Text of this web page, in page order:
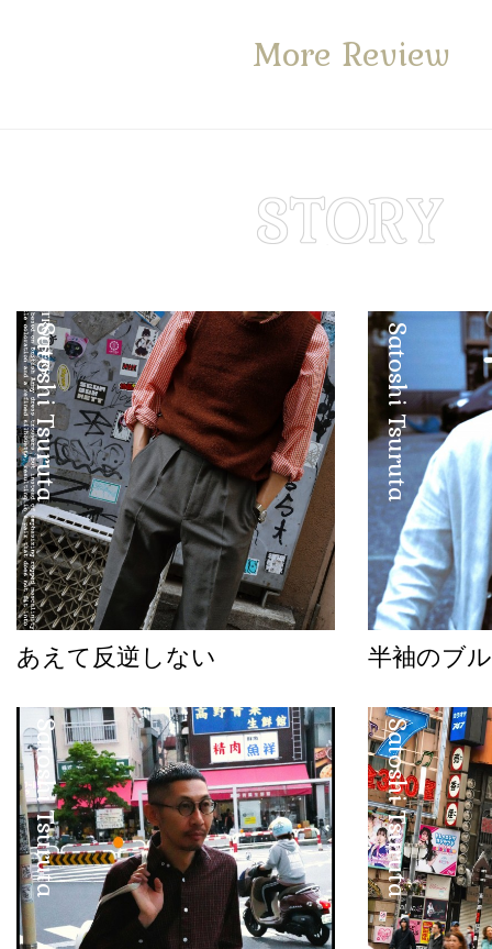
More Review
Satoshi Tsuruta
あえて反逆しない
Satoshi Tsuruta
半袖のブ
Satoshi Tsuruta Satoshi Tsuruta